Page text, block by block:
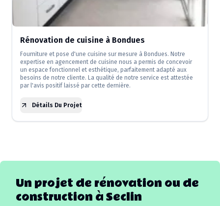
Rénovation de cuisine à Bondues
Fourniture et pose d'une cuisine sur mesure à Bondues. Notre
expertise en agencement de cuisine nous a permis de concevoir
un espace fonctionnel et esthétique, parfaitement adapté aux
besoins de notre cliente. La qualité de notre service est attestée
par l'avis positif laissé par cette dernière.
Détails Du Projet
Un projet de rénovation ou de
construction àSeclin